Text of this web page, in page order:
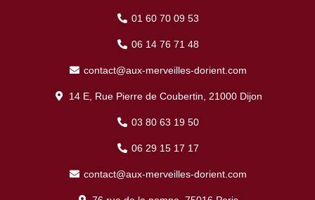
01 60 70 09 53
06 14 76 71 48
contact@aux-merveilles-dorient.com
14 E, Rue Pierre de Coubertin, 21000 Dijon
03 80 63 19 50
06 29 15 17 17
contact@aux-merveilles-dorient.com